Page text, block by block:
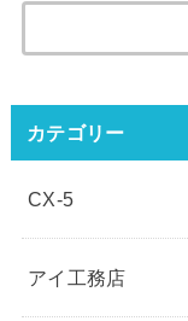
カテゴリー
CX-5
アイ工務店